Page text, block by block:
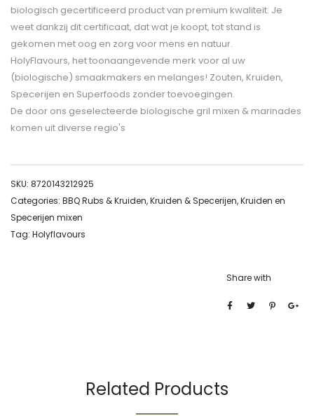
biologisch gecertificeerd product van premium kwaliteit. Je
weet dankzij dit certificaat, dat wat je koopt, tot stand is
gekomen met oog en zorg voor mens en natuur.
HolyFlavours, het toonaangevende merk voor al uw
(biologische) smaakmakers en melanges! Zouten, Kruiden,
Specerijen en Superfoods zonder toevoegingen.
De door ons geselecteerde biologische gril mixen & marinades
komen uit diverse regio's
SKU: 8720143212925
Categories: BBQ Rubs & Kruiden,Kruiden & Specerijen,Kruiden en
Specerijen mixen
Tag: Holyflavours
Share with
Related Products